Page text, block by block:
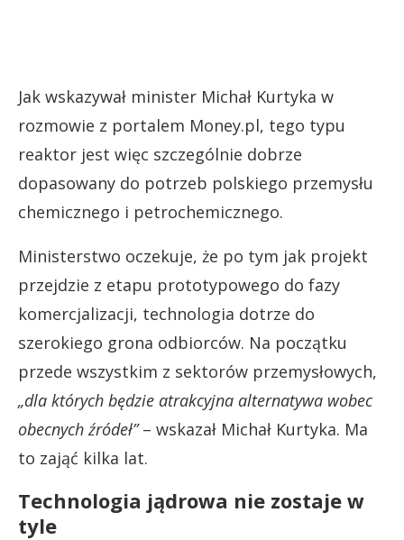
Jak wskazywał minister Michał Kurtyka w
rozmowie z portalem Money.pl, tego typu
reaktor jest więc szczególnie dobrze
dopasowany do potrzeb polskiego przemysłu
chemicznego i petrochemicznego.
Ministerstwo oczekuje, że po tym jak projekt
przejdzie z etapu prototypowego do fazy
komercjalizacji, technologia dotrze do
szerokiego grona odbiorców. Na początku
przede wszystkim z sektorów przemysłowych,
„dla których będzie atrakcyjna alternatywa wobec
obecnych źródeł”– wskazał Michał Kurtyka. Ma
to zająć kilka lat.
Technologia jądrowa nie zostaje w
tyle